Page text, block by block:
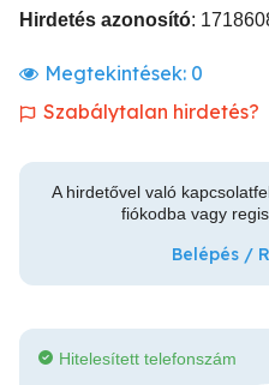
Hirdetés azonosító:
Megtekintések: 0
Szabálytalan hirdetés?
A hirdetővel való
fiókodba vagy
Belépés /
Hitelesített telefonszám